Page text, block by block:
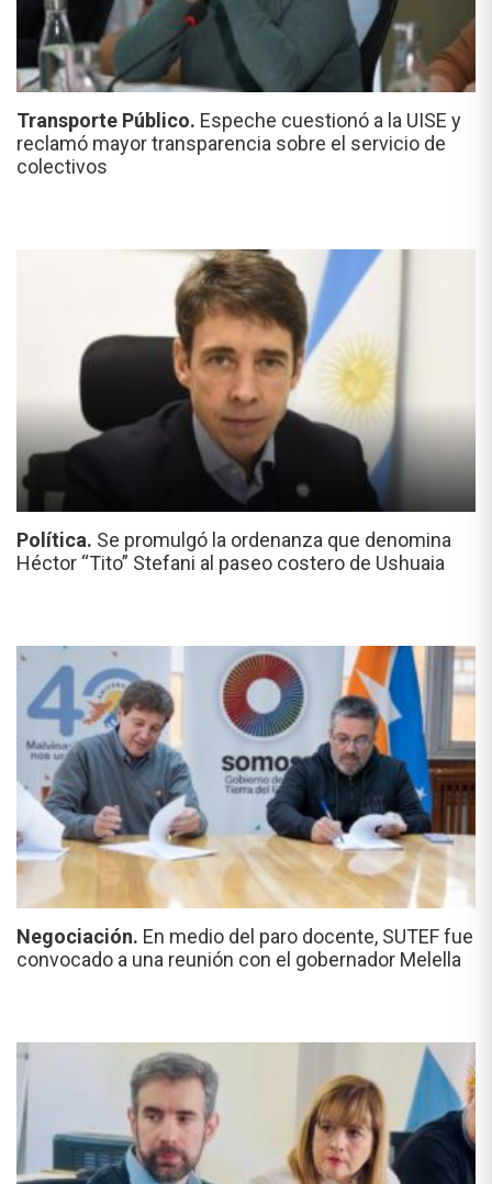
Transporte Público. Espeche cuestionó a la UISE y
reclamó mayor transparencia sobre el servicio de
colectivos
Política. Se promulgó la ordenanza que denomina
Héctor “Tito” Stefani al paseo costero de Ushuaia
Negociación. En medio del paro docente, SUTEF fue
convocado a una reunión con el gobernador Melella